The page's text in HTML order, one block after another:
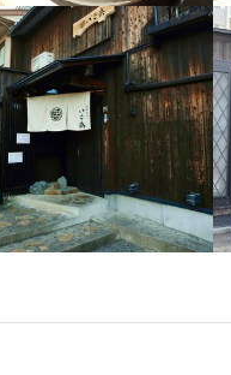
お気軽にご応募ください。
お気軽にご応募ください。